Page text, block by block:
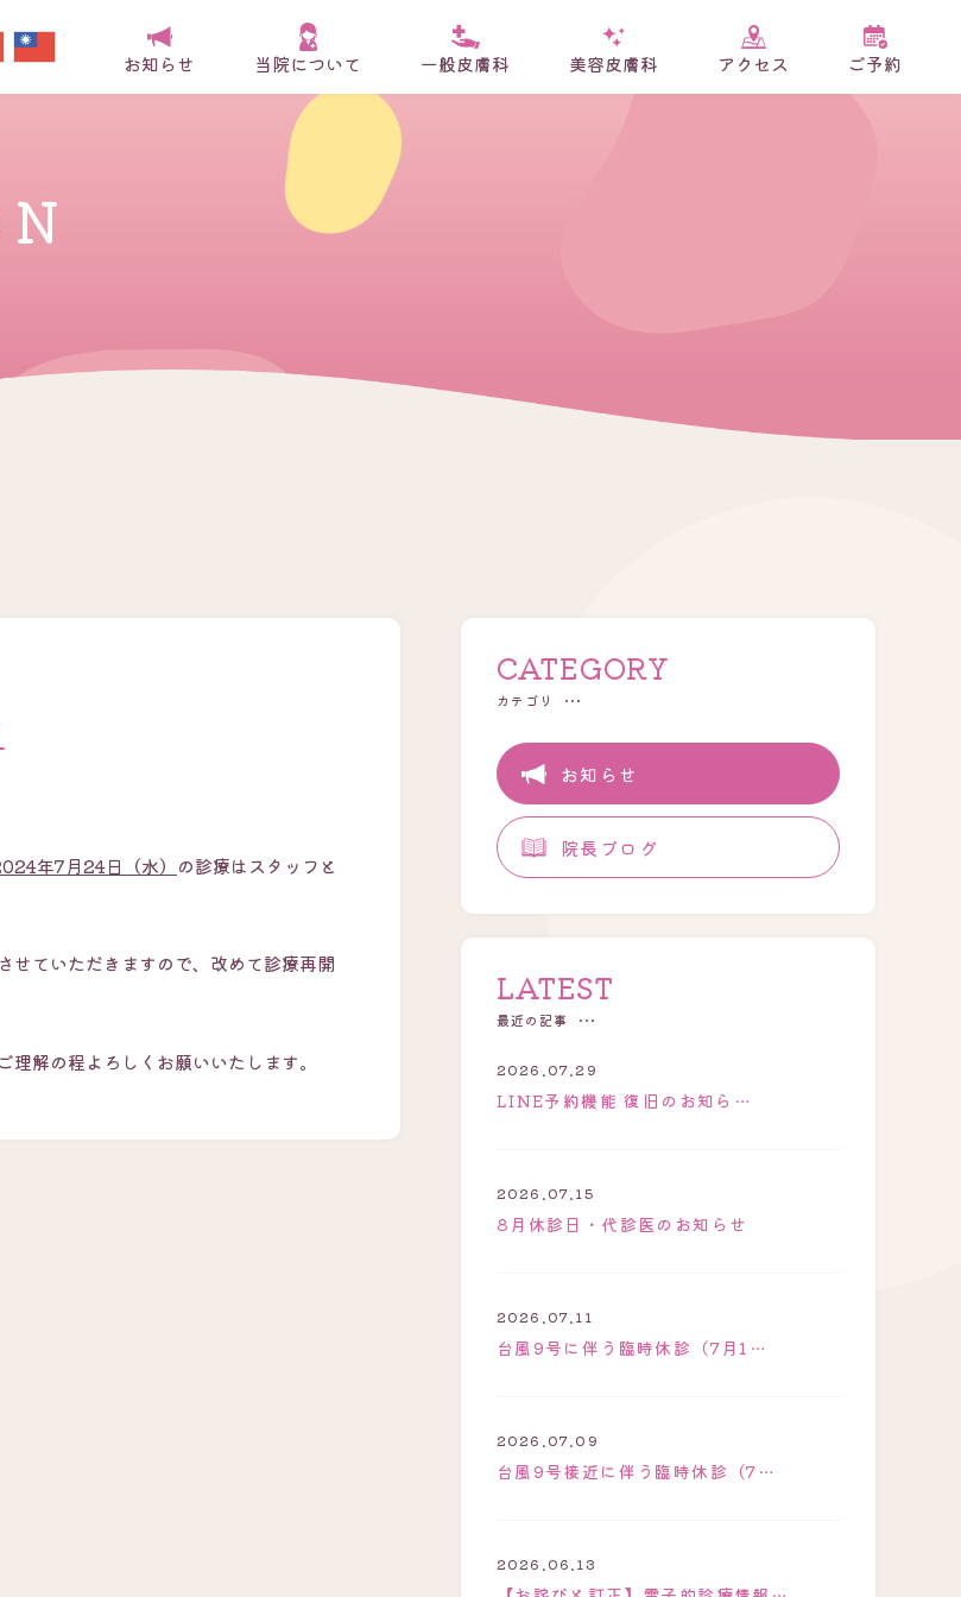
お知らせ 当院について 一般皮膚科 美容皮膚科 アクセス ご予約
年7月24日（水） の診療はスタッフと
せていただきますので、改めて診療再開
解の程よろしくお願いいたします。
CATEGORY
カテゴリ
お知らせ
院長ブログ
LATEST
最近の記事
2026.07.29
LINE予約機能 復旧のお知ら…
2026.07.15
8月休診日・代診医のお知らせ
2026.07.11
台風9号に伴う臨時休診（7月1…
2026.07.09
台風9号接近に伴う臨時休診（7…
2026.06.13